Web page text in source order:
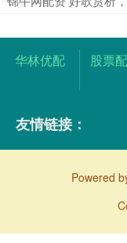
华林优配 股票
友情链接：
Powered